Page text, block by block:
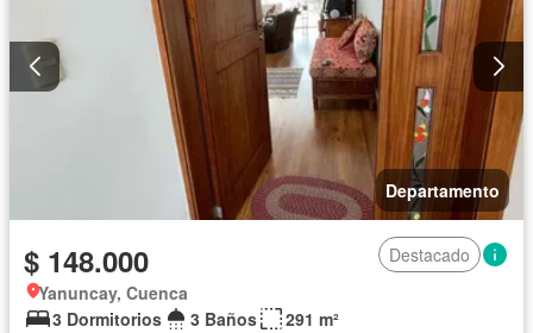
Departamento
$ 148.000
Destacado
Yanuncay, Cuenca
3 Dormitorios
3 Baños
291 m²